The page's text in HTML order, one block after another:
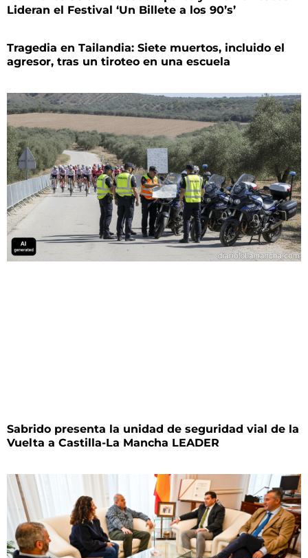
Lideran el Festival ‘Un Billete a los 90’s’
Tragedia en Tailandia: Siete muertos, incluido el
agresor, tras un tiroteo en una escuela
Sabrido presenta la unidad de seguridad vial de la
Vuelta a Castilla-La Mancha LEADER